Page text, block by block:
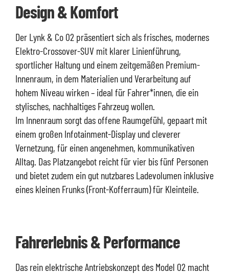
Design & Komfort
Der Lynk & Co 02 präsentiert sich als frisches, modernes
Elektro-Crossover-SUV mit klarer Linienführung,
sportlicher Haltung und einem zeitgemäßen Premium-
Innenraum, in dem Materialien und Verarbeitung auf
hohem Niveau wirken – ideal für Fahrer*innen, die ein
stylisches, nachhaltiges Fahrzeug wollen.
Im Innenraum sorgt das offene Raumgefühl, gepaart mit
einem großen Infotainment-Display und cleverer
Vernetzung, für einen angenehmen, kommunikativen
Alltag. Das Platzangebot reicht für vier bis fünf Personen
und bietet zudem ein gut nutzbares Ladevolumen inklusive
eines kleinen Frunks (Front-Kofferraum) für Kleinteile.
Fahrerlebnis & Performance
Das rein elektrische Antriebskonzept des Model 02 macht